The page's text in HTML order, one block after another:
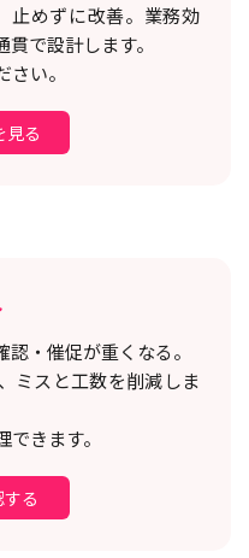
めずに改善。 業務効
で設計します。
い。
見る
・催促が重くなる。
ミスと工数を削減しま
きます。
る